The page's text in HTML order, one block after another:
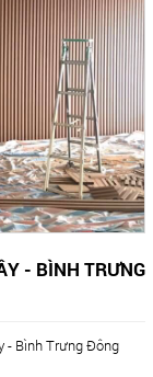
- BÌNH TRƯNG
- Bình Trưng Đông